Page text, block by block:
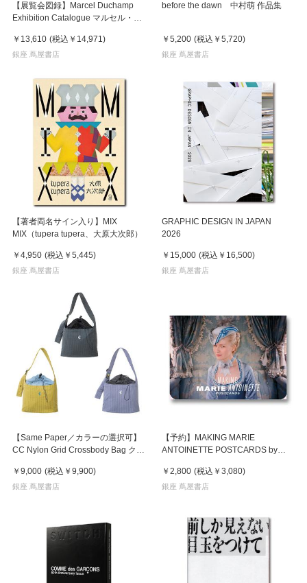
【展覧会図録】Marcel Duchamp
Exhibition Catalogue マルセル・デ
￥13,610 (税込 ￥14,971)
銀座 蔦屋書店
before the dawn 中村萌 作品集
￥5,200 (税込 ￥5,720)
銀座 蔦屋書店
【著者両名サイン入り】MIX
MIX（tupera tupera、大原大次郎）
￥4,950 (税込 ￥5,445)
銀座 蔦屋書店
GRAPHIC DESIGN IN JAPAN
2026
￥15,000 (税込 ￥16,500)
銀座 蔦屋書店
【Same Paper／カラーの選択可】
CC Nylon Grid Crossbody Bag クロ
￥9,000 (税込 ￥9,900)
銀座 蔦屋書店
【予約】MAKING MARIE
ANTOINETTE POSTCARDS by
ダーハム）マリー・アントワネット
ポストカードセット ※9月中の入荷
￥2,800 (税込 ￥3,080)
銀座 蔦屋書店